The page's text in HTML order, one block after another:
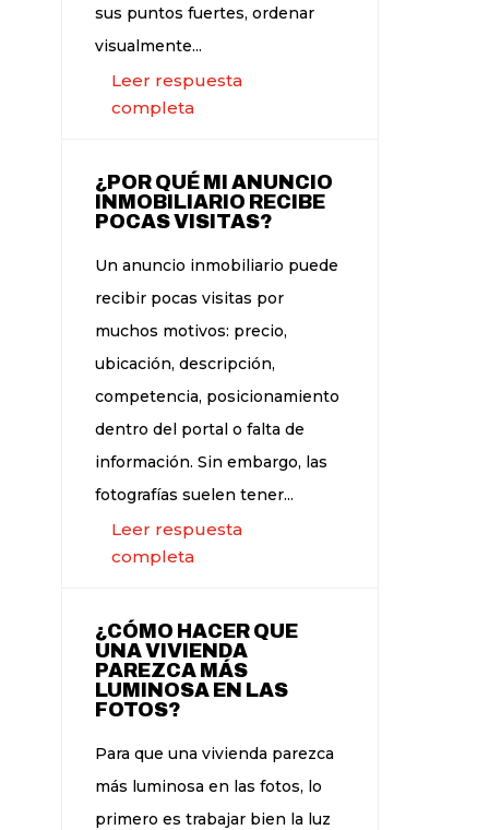
sus puntos fuertes, ordenar
visualmente...
Leer respuesta
completa
¿POR QUÉ MI ANUNCIO
INMOBILIARIO RECIBE
POCAS VISITAS?
Un anuncio inmobiliario puede
recibir pocas visitas por
muchos motivos: precio,
ubicación, descripción,
competencia, posicionamiento
dentro del portal o falta de
información. Sin embargo, las
fotografías suelen tener...
Leer respuesta
completa
¿CÓMO HACER QUE
UNA VIVIENDA
PAREZCA MÁS
LUMINOSA EN LAS
FOTOS?
Para que una vivienda parezca
más luminosa en las fotos, lo
primero es trabajar bien la luz